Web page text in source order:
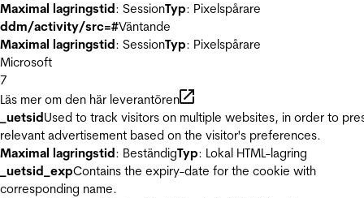
Maximal lagringstid: SessionTyp: Pixelspårare
ddm/activity/src=#Väntande
Maximal lagringstid: SessionTyp: Pixelspårare
Microsoft
7
Läs mer om den här leverantören
_uetsidUsed to track visitors on multiple websites, in order to
relevant advertisement based on the visitor's preferences.
Maximal lagringstid: BeständigTyp: Lokal HTML-lagring
_uetsid_expContains the expiry-date for the cookie with
corresponding name.